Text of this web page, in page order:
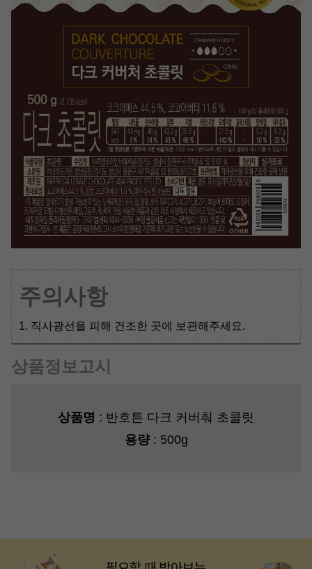
주의사항
1. 직사광선을 피해 건조한 곳에 보관해주세요.
상품정보고시
상품명 : 반호튼 다크 커버춰 초콜릿
용량 : 500g